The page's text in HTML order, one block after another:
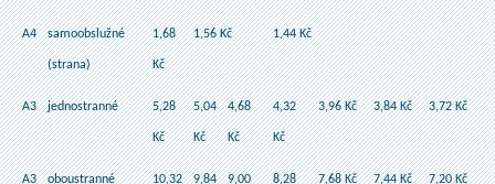
A4 samoobslužné
(strana)
1,68
Kč
1,56 Kč 1,44 Kč
A3 jednostranné 5,28
Kč
5,04
Kč
4,68
Kč
4,32
Kč
3,96 Kč 3,84 Kč 3,72 Kč
A3 oboustranné 10,32 9,84 9,00 8,28 7,68 Kč 7,44 Kč 7,20 Kč